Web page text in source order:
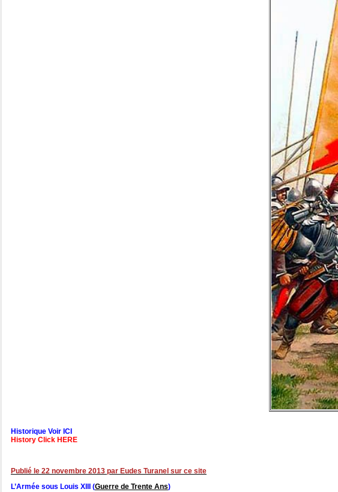
Historique Voir ICI
History Click HERE
Publié le 22 novembre 2013 par Eudes Turanel sur ce site
L’Armée sous Louis XIII (Guerre de Trente Ans)